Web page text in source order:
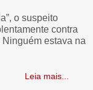
o suspeito
contra
Ninguém estava na
Leia mais...